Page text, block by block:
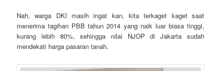
Nah, warga DKI masih ingat kan, kita terkaget kaget saat
menerima tagihan PBB tahun 2014 yang naik luar biasa tinggi,
kurang lebih 80%, sehingga nilai NJOP di Jakarta sudah
mendekati harga pasaran tanah.